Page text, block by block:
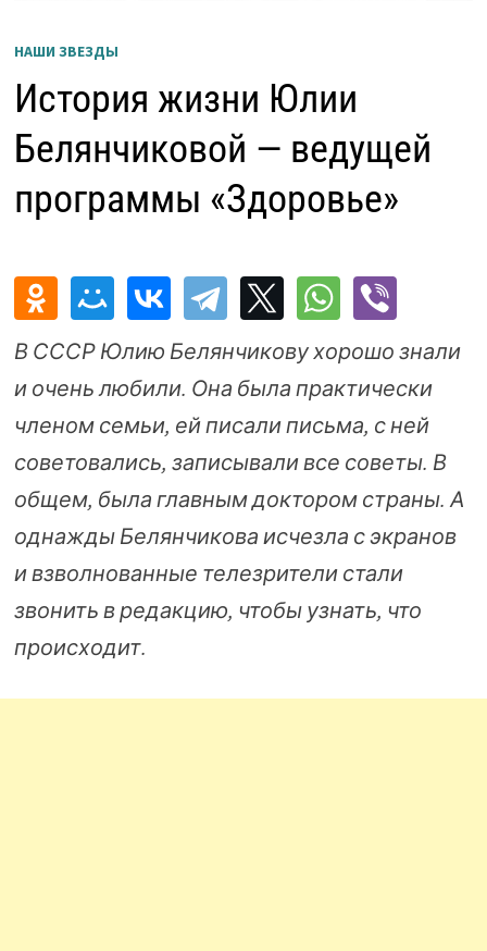
НАШИ ЗВЕЗДЫ
История жизни Юлии
Белянчиковой — ведущей
программы «Здоровье»
В СССР Юлию Белянчикову хорошо знали
и очень любили. Она была практически
членом семьи, ей писали письма, с ней
советовались, записывали все советы. В
общем, была главным доктором страны. А
однажды Белянчикова исчезла с экранов
и взволнованные телезрители стали
звонить в редакцию, чтобы узнать, что
происходит.